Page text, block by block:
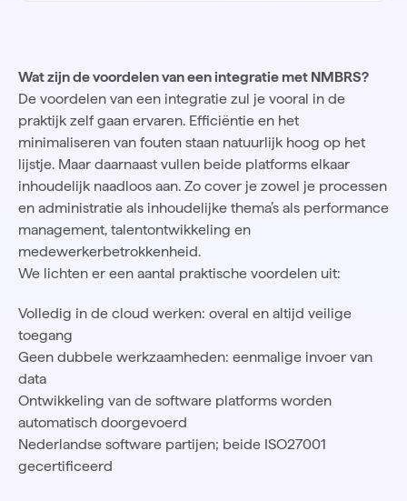
Wat zijn de voordelen van een integratie met NMBRS?
De voordelen van een integratie zul je vooral in de
praktijk zelf gaan ervaren. Efficiëntie en het
minimaliseren van fouten staan natuurlijk hoog op het
lijstje. Maar daarnaast vullen beide platforms elkaar
inhoudelijk naadloos aan. Zo cover je zowel je processen
en administratie als inhoudelijke thema’s als performance
management, talentontwikkeling en
medewerkerbetrokkenheid.
We lichten er een aantal praktische voordelen uit:
Volledig in de cloud werken: overal en altijd veilige
toegang
Geen dubbele werkzaamheden: eenmalige invoer van
data
Ontwikkeling van de software platforms worden
automatisch doorgevoerd
Nederlandse software partijen; beide ISO27001
gecertificeerd